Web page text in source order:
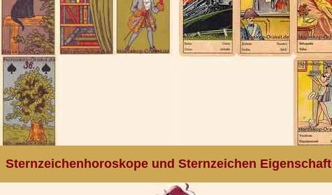
Sternzeichenhoroskope und Sternzeichen